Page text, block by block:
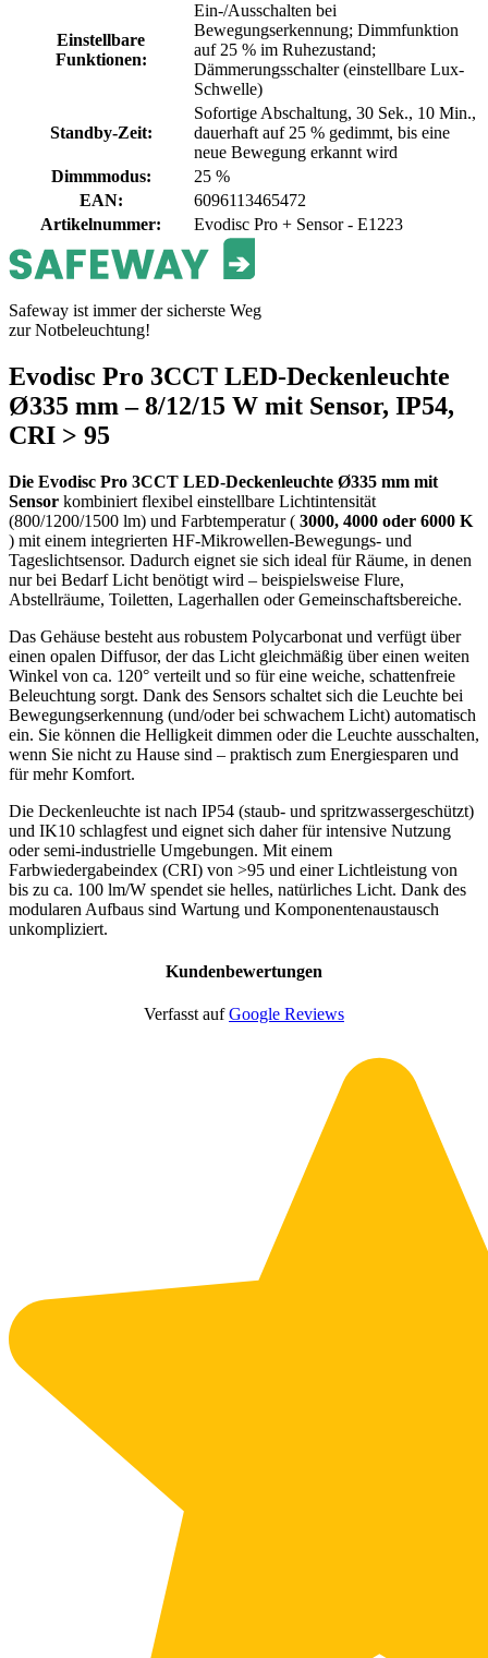
Einstellbare
Funktionen:
Ein-/Ausschalten bei
Bewegungserkennung; Dimmfunktion
auf 25 % im Ruhezustand;
Dämmerungsschalter (einstellbare Lux-
Schwelle)
Standby-Zeit:
Sofortige Abschaltung, 30 Sek., 10 Min.,
dauerhaft auf 25 % gedimmt, bis eine
neue Bewegung erkannt wird
Dimmmodus:
25 %
EAN:
6096113465472
Artikelnummer: Evodisc Pro + Sensor - E1223
Safeway ist immer der sicherste Weg
zur Notbeleuchtung!
Evodisc Pro 3CCT LED-Deckenleuchte
Ø335 mm – 8/12/15 W mit Sensor, IP54,
CRI > 95
Die Evodisc Pro 3CCT LED-Deckenleuchte Ø335 mm mit
Sensor kombiniert flexibel einstellbare Lichtintensität
(800/1200/1500 lm) und Farbtemperatur ( 3000, 4000 oder 6000 K
) mit einem integrierten HF-Mikrowellen-Bewegungs- und
Tageslichtsensor. Dadurch eignet sie sich ideal für Räume, in denen
nur bei Bedarf Licht benötigt wird – beispielsweise Flure,
Abstellräume, Toiletten, Lagerhallen oder Gemeinschaftsbereiche.
Das Gehäuse besteht aus robustem Polycarbonat und verfügt über
einen opalen Diffusor, der das Licht gleichmäßig über einen weiten
Winkel von ca. 120° verteilt und so für eine weiche, schattenfreie
Beleuchtung sorgt. Dank des Sensors schaltet sich die Leuchte bei
Bewegungserkennung (und/oder bei schwachem Licht) automatisch
ein. Sie können die Helligkeit dimmen oder die Leuchte ausschalten,
wenn Sie nicht zu Hause sind – praktisch zum Energiesparen und
für mehr Komfort.
Die Deckenleuchte ist nach IP54 (staub- und spritzwassergeschützt)
und IK10 schlagfest und eignet sich daher für intensive Nutzung
oder semi-industrielle Umgebungen. Mit einem
Farbwiedergabeindex (CRI) von >95 und einer Lichtleistung von
bis zu ca. 100 lm/W spendet sie helles, natürliches Licht. Dank des
modularen Aufbaus sind Wartung und Komponentenaustausch
unkompliziert.
Kundenbewertungen
Verfasst aufGoogle Reviews